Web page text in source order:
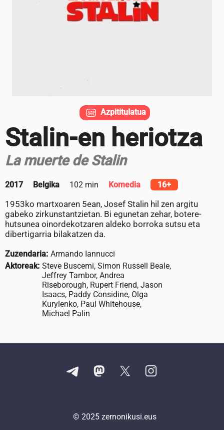
Stalin-en heriotza
La muerte de Stalin
2017 Belgika 102 min Komedia 16+
1953ko martxoaren 5ean, Josef Stalin hil zen argitu
gabeko zirkunstantzietan. Bi egunetan zehar, botere-
hutsunea oinordekotzaren aldeko borroka sutsu eta
dibertigarria bilakatzen da.
Zuzendaria: Armando Iannucci
Aktoreak: Steve Buscemi, Simon Russell Beale,
Jeffrey Tambor, Andrea
Riseborough, Rupert Friend, Jason
Isaacs, Paddy Considine, Olga
Kurylenko, Paul Whitehouse,
Michael Palin
Azpititulatua
© 2025 zernonikusi.eus